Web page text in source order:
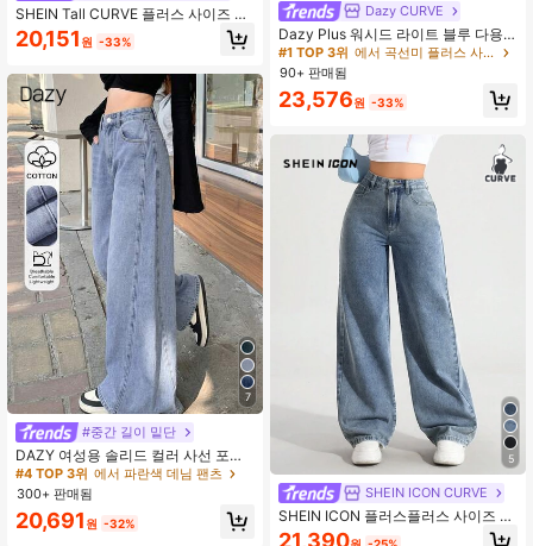
SHEIN Tall CURVE 플러스 사이즈 캐
주얼 탄성 허리 스트레이트 레그 워싱
데님 청바지, 배기 청바지, 크리스마스
20,151 원 -33%
7
#중간 길이 밑단
DAZY 여성용 솔리드 컬러 사선 포켓
루즈 캐주얼 스트레이트 레그 청바지
#4 TOP 3위 에서 파란색 데님 팬츠
300+ 판매됨
20,691 원 -32%
Dazy CURVE
Dazy Plus 워시드 라이트 블루 다용
도 로우 웨이스트 스트레이트 레그 진,
캐주얼 스트리트 스타일 플러스 사이
즈 여성 봄/여름
#1 TOP 3위
에서 곡선미 플러스 사이즈 데님
90+ 판매됨
23,576원 -33%
5
SHEIN ICON CURVE
SHEIN ICON 플러스플러스 사이즈 여
성용 탄성 허리 빈티지 라이트 블루 스
21,390